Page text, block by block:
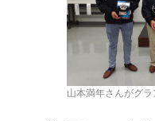
山本満年さんがグ